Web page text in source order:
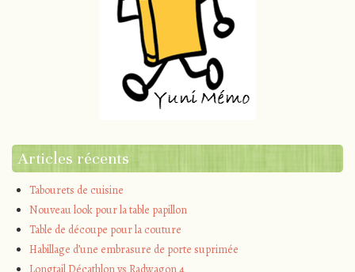
Articles récents
Tabourets de cuisine
Nouveau look pour la table papillon
Table de découpe pour la couture
Habillage d’une embrasure de porte suprimée